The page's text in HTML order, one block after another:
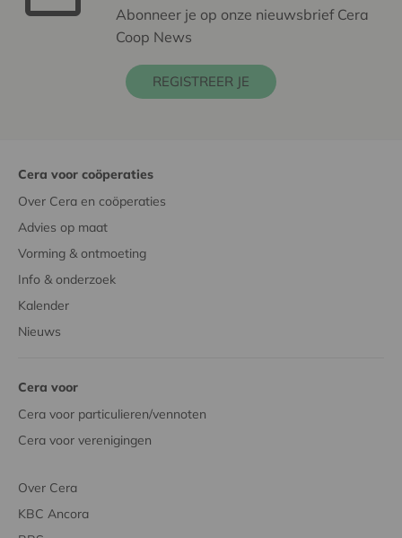
Abonneer je op onze nieuwsbrief Cera
Coop News
REGISTREER JE
Cera voor coöperaties
Over Cera en coöperaties
Advies op maat
Vorming & ontmoeting
Info & onderzoek
Kalender
Nieuws
Cera voor
Cera voor particulieren/vennoten
Cera voor verenigingen
Over Cera
KBC Ancora